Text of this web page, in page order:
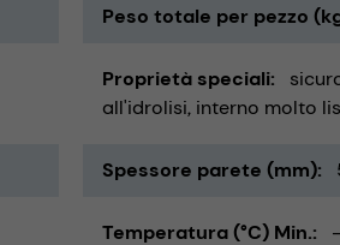
Peso totale per pezzo
Proprietà speciali
all'idrolisi interno molto
Spessore parete (mm)
Temperatura (°C) Min.